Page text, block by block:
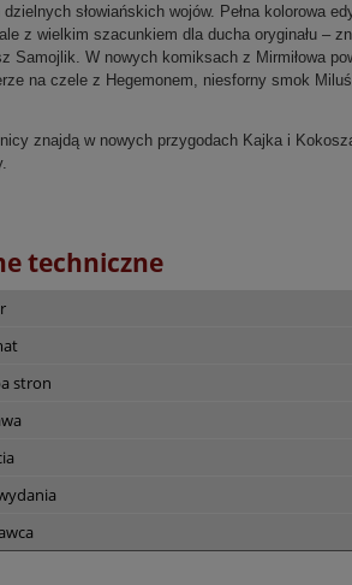
dzielnych słowiańskich wojów. Pełna kolorowa
z wielkim szacunkiem dla ducha oryginału –
Samojlik. W nowych komiksach z Mirmiłowa
na czele z Hegemonem, niesforny smok
znajdą w nowych przygodach Kajka i
techniczne
stron